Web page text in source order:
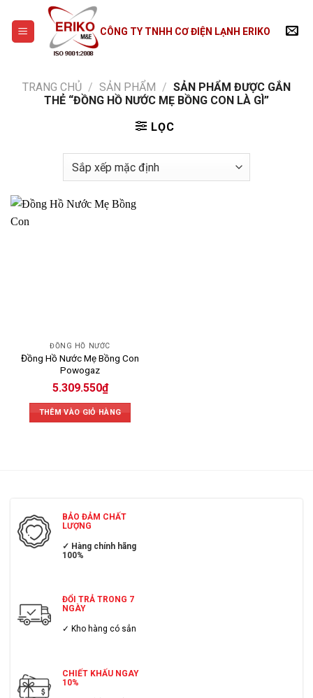
content
CÔNG TY TNHH CƠ ĐIỆN LẠNH ERIKO
TRANG CHỦ / SẢN PHẨM / SẢN PHẨM ĐƯỢC GẮN
THẺ “ĐỒNG HỒ NƯỚC MẸ BỒNG CON LÀ GÌ”
LỌC
ĐỒNG HỒ NƯỚC
Đồng Hồ Nước Mẹ Bồng Con
Powogaz
5.309.550₫
THÊM VÀO GIỎ HÀNG
BẢO ĐẢM CHẤT
LƯỢNG
✓ Hàng chính hãng
100%
ĐỔI TRẢ TRONG 7
NGÀY
✓ Kho hàng có sẳn
CHIẾT KHẤU NGAY
10%